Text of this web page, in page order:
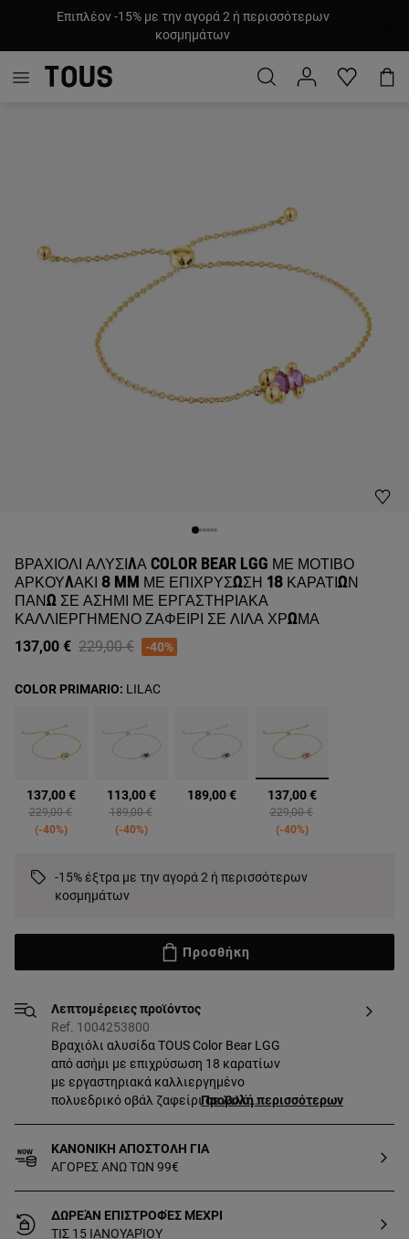
Επιπλέον -15% με την αγορά 2 ή περισσότερων
κοσμημάτων
ΒΡΑΧΙΌΛΙ ΑΛΥΣΊΔΑ COLOR BEAR LGG ΜΕ ΜΟΤΊΒΟ
ΑΡΚΟΥΔΆΚΙ 8 MM ΜΕ ΕΠΙΧΡΎΣΩΣΗ 18 ΚΑΡΑΤΊΩΝ
ΠΆΝΩ ΣΕ ΑΣΉΜΙ ΜΕ ΕΡΓΑΣΤΗΡΙΑΚΆ
ΚΑΛΛΙΕΡΓΗΜΈΝΟ ΖΑΦΕΊΡΙ ΣΕ ΛΙΛΆ ΧΡΏΜΑ
137,00 € Price reduced from
229,00 €to-40%
137,00 €
Price reduced from
229,00 €to
-40%
113,00 €
Price reduced from
189,00 €to
-40%
189,00 € επιλεγμένα
137,00 €
Price reduced from
229,00 €to
-40%
COLOR PRIMARIO: LILAC
-15% έξτρα με την αγορά 2 ή περισσότερων
κοσμημάτων
Προσθήκη
Λεπτομέρειες προϊόντος
Ref. 1004253800
Βραχιόλι αλυσίδα TOUS Color Bear LGG
από ασήμι με επιχρύσωση 18 καρατίων
με εργαστηριακά καλλιεργημένο
πολυεδρικό οβάλ ζαφείρι σε λιλά
25,5 cm. Κούμπωμα slider. Κομμάτι
φτιαγμένο από ασήμι πρώτου βαθμού
καθαρότητας με επιχρύσωση από 18
έως 23 καράτια και πάχος 3
μικρόμετρων. Αυτή η ποιότητα
Προβολή περισσότερων
ΚΑΝΟΝΙΚΗ ΑΠΟΣΤΟΛΗ ΓΙΑ
ΑΓΟΡΕΣ ΑΝΩ ΤΩΝ 99€
ΔΩΡΕΆΝ ΕΠΙΣΤΡΟΦΈΣ ΜΈΧΡΙ
ΤΙΣ 15 ΙΑΝΟΥΑΡΊΟΥ